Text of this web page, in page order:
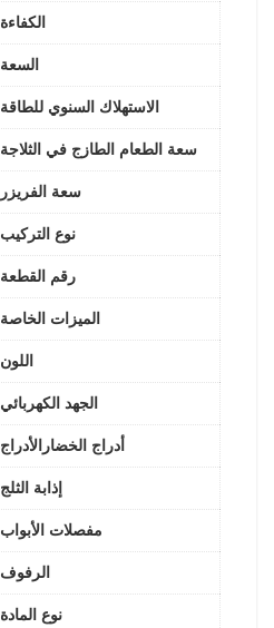
الكفاءة
السعة
الاستهلاك السنوي للطاقة
سعة الطعام الطازج في الثلاجة
سعة الفريزر
نوع التركيب
رقم القطعة
الميزات الخاصة
اللون
الجهد الكهربائي
أدراج الخضارالأدراج
إذابة الثلج
مفصلات الأبواب
الرفوف
نوع المادة